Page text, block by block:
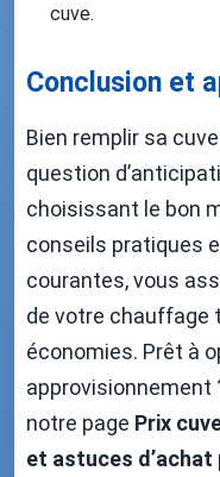
cuve.
Conclusion et
Bien remplir sa
question
choisissant le bon
conseils pratiques
courantes, vous
de votre chauffage
économies. Prêt à
approvisionnement
notre page Prix
et astuces d’achat